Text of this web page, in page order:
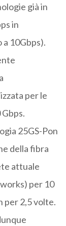
già in
in
10Gbps).
per le
25GS-Pon
della fibra
attuale
per 10
per 2,5 volte.